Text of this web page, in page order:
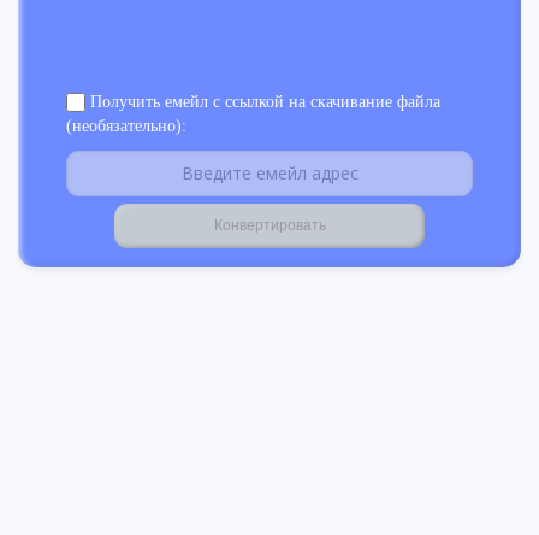
Получить емейл с ссылкой на скачивание файла
(необязательно):